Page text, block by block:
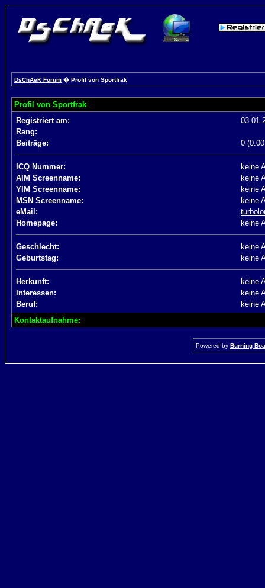
DsChAeK Forum � Profil von Sportfrak
Profil von Sportfrak
Registriert am:
Rang:
Beiträge:
0
ICQ Nummer:
keine
AIM Screenname:
keine
YIM Screenname:
keine
MSN Screenname:
keine
eMail:
Homepage:
keine
Geschlecht:
keine
Geburtstag:
keine
Herkunft:
keine
Interessen:
keine
Beruf:
keine
Kontaktaufnahme:
Powered by Burning